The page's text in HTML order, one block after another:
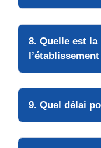
8. Quelle est
9. Quel délai